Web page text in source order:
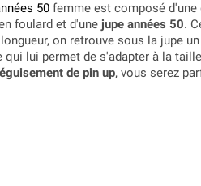
50 femme est composé d'une
foulard et d'une jupe années 50.
on retrouve sous la jupe
qui lui permet de s'adapter à la
de pin up, vous serez